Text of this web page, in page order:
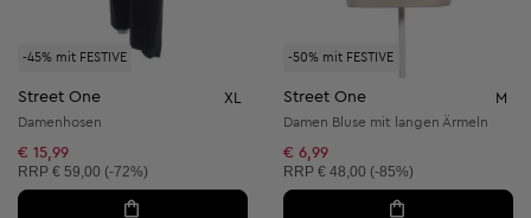
-45% mit FESTIVE
Street One XL
Damenhosen
€ 15,99
Unverbindliche Preisempfehlung:
RRP € 59,00 (-72%)
-50% mit FESTIVE
Street One M
Damen Bluse mit langen Ärmeln
€ 6,99
Unverbindliche Preisempfehlung:
RRP € 48,00 (-85%)